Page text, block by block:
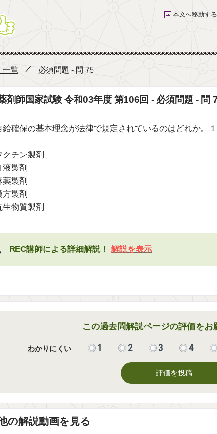
本文へ移動する
一覧 必須問題 - 問 75
剤師国家試験 令和03年度 第106回 - 必須問題 - 問
給確保の基本理念が法律で規定されているのはどれか。
チン製剤
製剤
製剤
製剤
物質製剤
REC講師による詳細解説！ 解説を表示
この過去問解説ページの評価をお
わかりにくい 1 2 3 4
評価を投稿
の解説動画を見る